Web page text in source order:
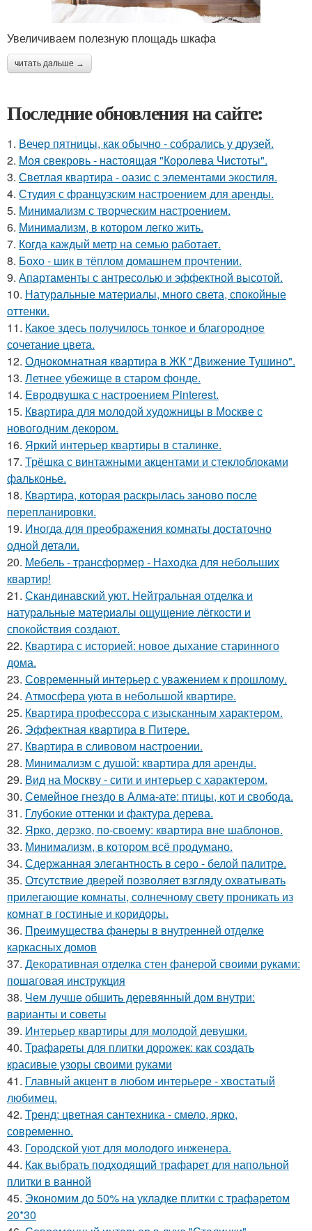
Увеличиваем полезную площадь шкафа
читать дальше →
Последние обновления на сайте:
1. Вечер пятницы, как обычно - собрались у друзей.
2. Моя свекровь - настоящая "Королева Чистоты".
3. Светлая квартира - оазис с элементами экостиля.
4. Студия с французским настроением для аренды.
5. Минимализм с творческим настроением.
6. Минимализм, в котором легко жить.
7. Когда каждый метр на семью работает.
8. Бохо - шик в тёплом домашнем прочтении.
9. Апартаменты с антресолью и эффектной высотой.
10. Натуральные материалы, много света, спокойные
оттенки.
11. Какое здесь получилось тонкое и благородное
сочетание цвета.
12. Однокомнатная квартира в ЖК "Движение Тушино".
13. Летнее убежище в старом фонде.
14. Евродвушка с настроением Pinterest.
15. Квартира для молодой художницы в Москве с
новогодним декором.
16. Яркий интерьер квартиры в сталинке.
17. Трёшка с винтажными акцентами и стеклоблоками
фальконье.
18. Квартира, которая раскрылась заново после
перепланировки.
19. Иногда для преображения комнаты достаточно
одной детали.
20. Мебель - трансформер - Находка для небольших
квартир!
21. Скандинавский уют. Нейтральная отделка и
натуральные материалы ощущение лёгкости и
спокойствия создают.
22. Квартира с историей: новое дыхание старинного
дома.
23. Современный интерьер с уважением к прошлому.
24. Атмосфера уюта в небольшой квартире.
25. Квартира профессора с изысканным характером.
26. Эффектная квартира в Питере.
27. Квартира в сливовом настроении.
28. Минимализм с душой: квартира для аренды.
29. Вид на Москву - сити и интерьер с характером.
30. Семейное гнездо в Алма-ате: птицы, кот и свобода.
31. Глубокие оттенки и фактура дерева.
32. Ярко, дерзко, по-своему: квартира вне шаблонов.
33. Минимализм, в котором всё продумано.
34. Сдержанная элегантность в серо - белой палитре.
35. Отсутствие дверей позволяет взгляду охватывать
прилегающие комнаты, солнечному свету проникать из
комнат в гостиные и коридоры.
36. Преимущества фанеры в внутренней отделке
каркасных домов
37. Декоративная отделка стен фанерой своими руками:
пошаговая инструкция
38. Чем лучше обшить деревянный дом внутри:
варианты и советы
39. Интерьер квартиры для молодой девушки.
40. Трафареты для плитки дорожек: как создать
красивые узоры своими руками
41. Главный акцент в любом интерьере - хвостатый
любимец.
42. Тренд: цветная сантехника - смело, ярко,
современно.
43. Городской уют для молодого инженера.
44. Как выбрать подходящий трафарет для напольной
плитки в ванной
45. Экономим до 50% на укладке плитки с трафаретом
20*30